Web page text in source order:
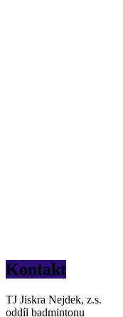
Kontakt
TJ Jiskra Nejdek, z.s.
oddíl badmintonu